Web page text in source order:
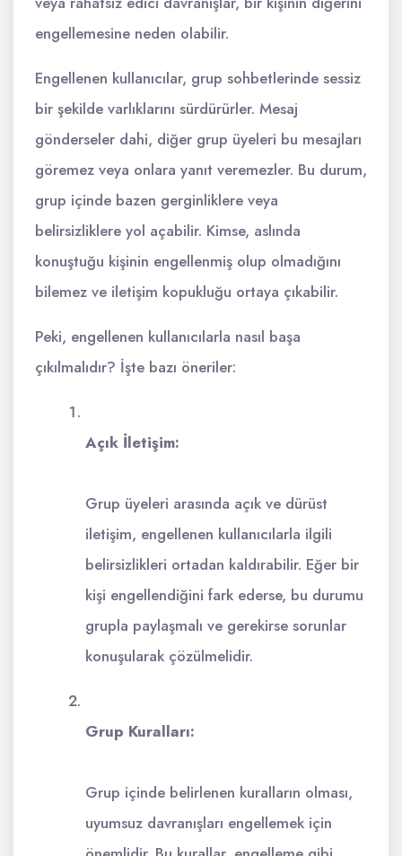
engellemesine neden olabilir.
Engellenen kullanıcılar, grup sohbetlerinde sessiz
bir şekilde varlıklarını sürdürürler. Mesaj
gönderseler dahi, diğer grup üyeleri bu mesajları
göremez veya onlara yanıt veremezler. Bu durum,
grup içinde bazen gerginliklere veya
belirsizliklere yol açabilir. Kimse, aslında
konuştuğu kişinin engellenmiş olup olmadığını
bilemez ve iletişim kopukluğu ortaya çıkabilir.
Peki, engellenen kullanıcılarla nasıl başa
çıkılmalıdır? İşte bazı öneriler:
Açık İletişim:
Grup üyeleri arasında açık ve dürüst
iletişim, engellenen kullanıcılarla ilgili
belirsizlikleri ortadan kaldırabilir. Eğer bir
kişi engellendiğini fark ederse, bu durumu
grupla paylaşmalı ve gerekirse sorunlar
konuşularak çözülmelidir.
Grup Kuralları:
Grup içinde belirlenen kuralların olması,
uyumsuz davranışları engellemek için